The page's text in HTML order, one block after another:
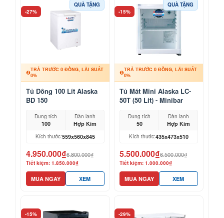
-27%
QUÀ TẶNG
TRẢ TRƯỚC 0 ĐỒNG, LÃI SUẤT
0%
Tủ Đông 100 Lít Alaska
BD 150
Dung tích
100
Dàn lạnh
Hợp Kim
Kích thước:559x560x845
4.950.000₫6.800.000₫
Tiết kiệm: 1.850.000₫
MUA NGAY XEM
-15%
QUÀ TẶNG
TRẢ TRƯỚC 0 ĐỒNG, LÃI SUẤT
0%
Tủ Mát Mini Alaska LC-
50T (50 Lít) - Minibar
Dung tích
50
Dàn lạnh
Hợp Kim
Kích thước:435x473x510
5.500.000₫6.500.000₫
Tiết kiệm: 1.000.000₫
MUA NGAY XEM
-15% -29%